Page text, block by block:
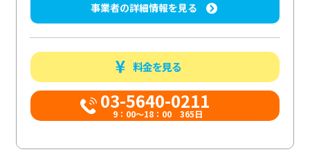
事業者の詳細情報を見る
料金を見る
03-5640-0211
9：00～18：00 365日